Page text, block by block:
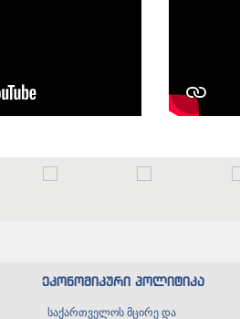
ეკონომიკური პოლიტიკა
საქართველოს მცირე და